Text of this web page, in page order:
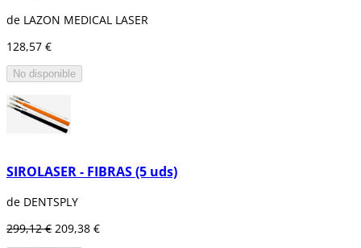
de LAZON MEDICAL LASER
128,57 €
No disponible
SIROLASER - FIBRAS (5 uds)
de DENTSPLY
299,12 € 209,38 €